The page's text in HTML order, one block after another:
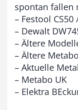
spontan fallen
– Festool CS50
– Dewalt
– Ältere
– Ältere
– Aktuelle
– Metabo UK
– Elektra